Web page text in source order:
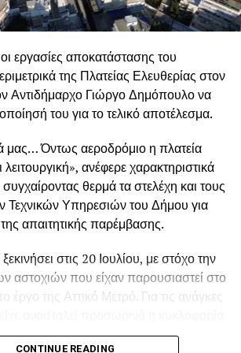
εργασίες αποκατάστασης του
της Πλατείας Ελευθερίας στον
Αντιδήμαρχο Γιώργο Δημόπουλο να
του για το τελικό αποτέλεσμα.
μας… Όντως αεροδρόμιο η πλατεία
ανέφερε χαρακτηριστικά
θερμά τα στελέχη και τους
Τεχνικών Υπηρεσιών του Δήμου για
απαιτητικής παρέμβασης.
στις 20 Ιουλίου, με στόχο την
αστοχιών που είχαν παρουσιαστεί στο
της Αττικό Μετρό. Για τις ανάγκες
της πλατείας έως και τις 5
CONTINUE READING